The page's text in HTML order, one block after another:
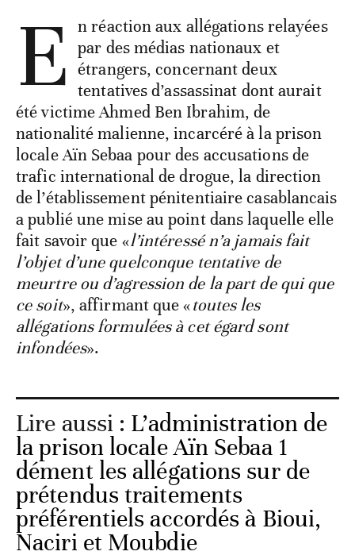
E n réaction aux allégations relayées
par des médias nationaux et
étrangers, concernant deux
tentatives d’assassinat dont aurait
été victime Ahmed Ben Ibrahim, de
nationalité malienne, incarcéré à la prison
locale Aïn Sebaa pour des accusations de
trafic international de drogue, la direction
de l’établissement pénitentiaire casablancais
a publié une mise au point dans laquelle elle
fait savoir que «l’intéressé n’a jamais fait
l’objet d’une quelconque tentative de
meurtre ou d’agression de la part de qui que
ce soit», affirmant que «toutes les
allégations formulées à cet égard sont
infondées».
Lire aussi : L’administration de
la prison locale Aïn Sebaa 1
dément les allégations sur de
prétendus traitements
préférentiels accordés à Bioui,
Naciri et Moubdie